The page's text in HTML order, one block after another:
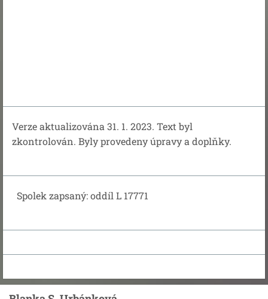
Verze aktualizována 31. 1. 2023. Text byl
zkontrolován. Byly provedeny úpravy a doplňky.
Spolek zapsaný: oddíl L 17771